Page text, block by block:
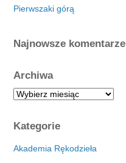
Pierwszaki górą
Najnowsze komentarze
Archiwa
A
c
h
i
Kategorie
Akademia Rękodzieła